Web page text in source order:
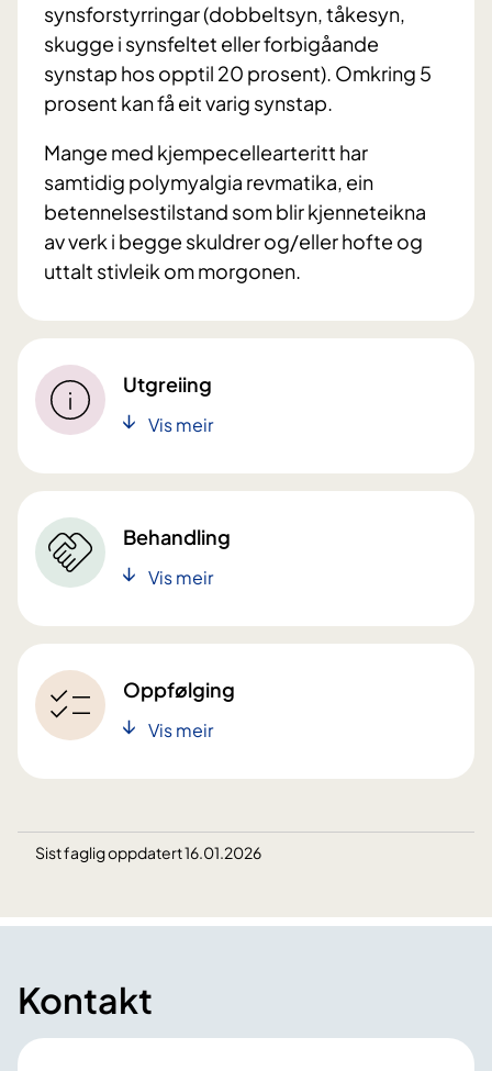
synsforstyrringar (dobbeltsyn, tåkesyn,
skugge i synsfeltet eller forbigåande
synstap hos opptil 20 prosent). Omkring 5
prosent kan få eit varig synstap.
Mange med kjempecellearteritt har
samtidig polymyalgia revmatika, ein
betennelsestilstand som blir kjenneteikna
av verk i begge skuldrer og/eller hofte og
uttalt stivleik om morgonen.
Utgreiing
Vis meir
Behandling
Vis meir
Oppfølging
Vis meir
Sist faglig oppdatert 16.01.2026
Kontakt